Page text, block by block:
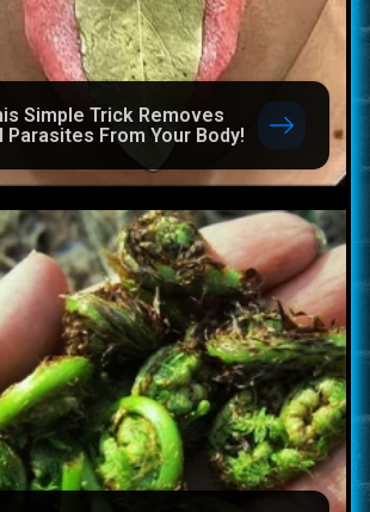
Simple Trick Removes
Parasites From Your Body!